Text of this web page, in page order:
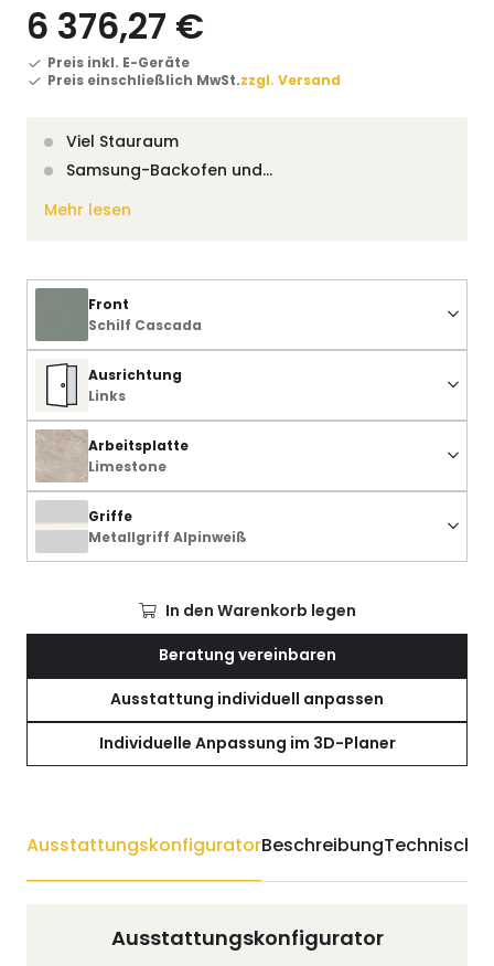
6 376,27 €
Preis inkl. E-Geräte
Preis einschließlich MwSt.zzgl. Versand
Viel Stauraum
Samsung-Backofen und…
Mehr lesen
Front
Schilf Cascada
Ausrichtung
Links
Arbeitsplatte
Limestone
Griffe
Metallgriff Alpinweiß
In den Warenkorb legen
Beratung vereinbaren
Ausstattung individuell anpassen
Individuelle Anpassung im 3D-Planer
AusstattungskonfiguratorBeschreibungTechnische
Ausstattungskonfigurator